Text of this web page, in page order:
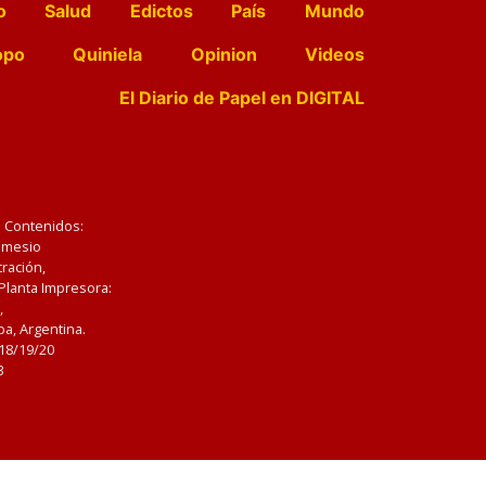
Salud Edictos País
Mundo
Quiniela Opinion
Videos
El Diario de Papel en DIGITAL
Impresora:
Argentina.
19/20